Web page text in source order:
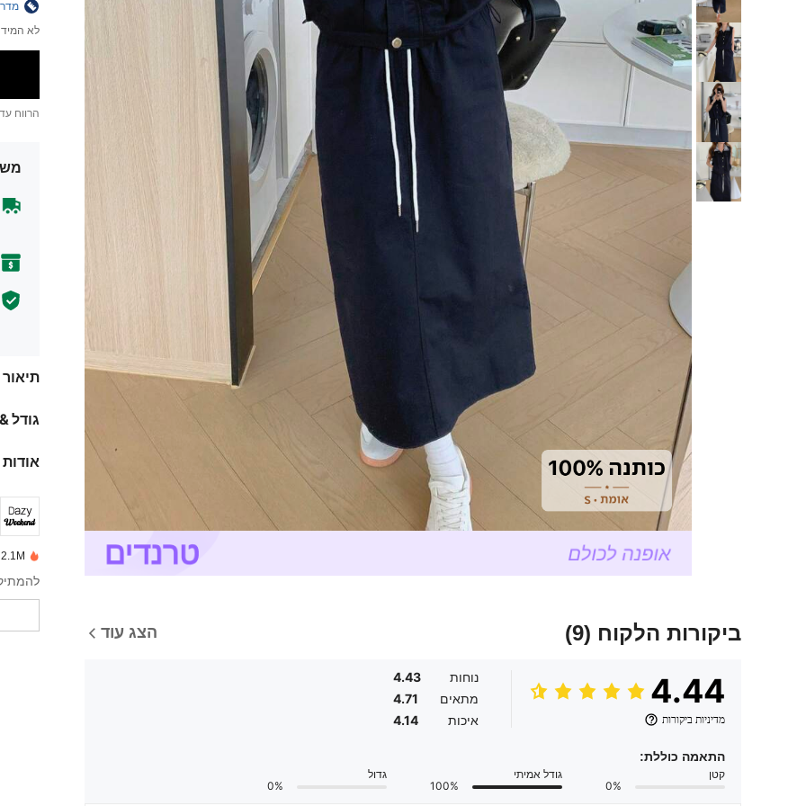
ביקורות הלקוח (9) הצג עוד
4.44
מדיניות ביקורות
נוחות
4.43
מתאים
4.71
איכות
4.14
התאמה כוללת:
קטן
0%
גודל אמיתי
100%
גדול
0%
לא
הרווח עד
תיאור
גודל
2.1M נמכרו לאחרונה